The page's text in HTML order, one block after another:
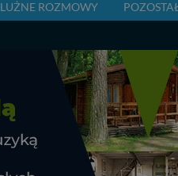
LUŻNE ROZMOWY